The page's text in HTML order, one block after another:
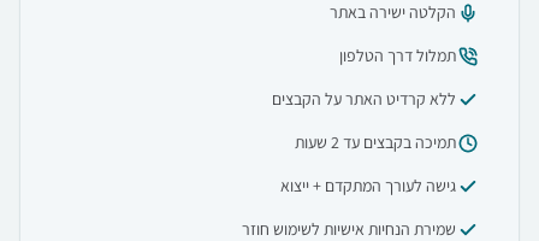
הקלטה ישירה באתר
תמלול דרך הטלפון
ללא קרדיט האתר על הקבצים
תמיכה בקבצים עד 2 שעות
גישה לעורך המתקדם + ייצוא
שמירת הנחיות אישיות לשימוש חוזר